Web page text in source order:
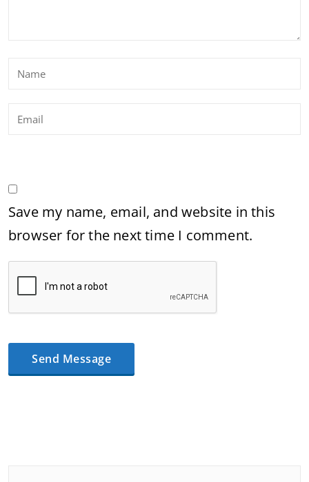
Save my name, email, and website in this
browser for the next time I comment.